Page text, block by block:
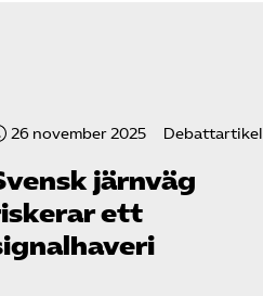
26 november 2025 Debattartikel
järnväg
ett